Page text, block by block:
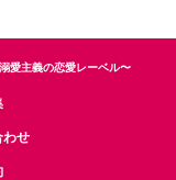
愛主義の恋愛レーベル〜
わせ